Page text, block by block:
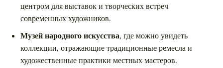
центром для выставок и творческих встреч
современных художников.
Музей народного искусства, где можно увидеть
коллекции, отражающие традиционные ремесла и
художественные практики местных мастеров.